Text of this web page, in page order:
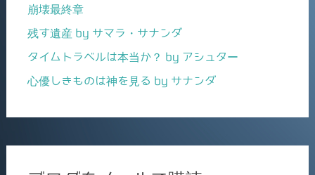
崩壊最終章
残す遺産 by サマラ・サナンダ
タイムトラベルは本当か？ by アシュター
心優しきものは神を見る by サナンダ